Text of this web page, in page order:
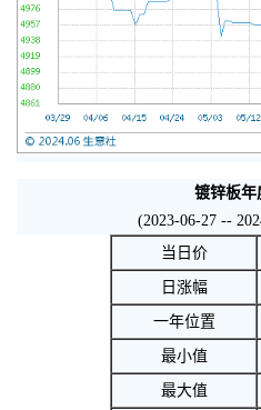
镀锌板年
(2023-06-27 --
当日价
日涨幅
一年位置
最小值
最大值